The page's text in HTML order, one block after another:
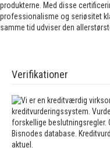
produkterne. Med disse
professionalisme og seriøsitet
samme tid udviser den
Verifikationer